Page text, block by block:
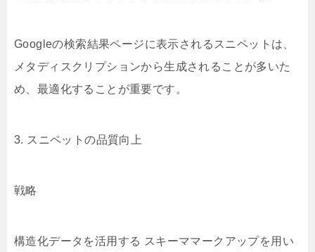
Googleの検索結果ページに表示されるスニペットは、
メタディスクリプションから生成されることが多いた
め、最適化することが重要です。
3. スニペットの品質向上
戦略
構造化データを活用する スキーママークアップを用い